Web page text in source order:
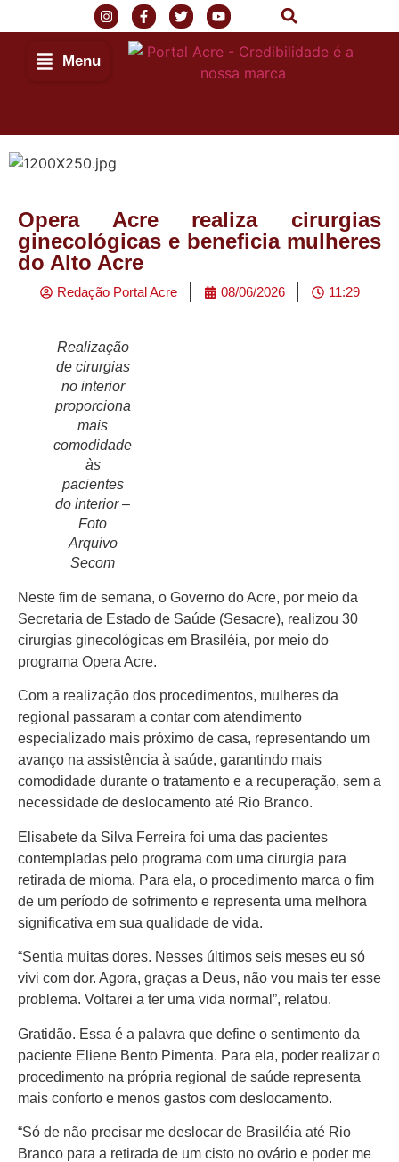
Menu
Início
Últimas
Notícias
Agenda
Cultural
Política
Economia
Atos Oficiais
Atualidades
Blogs e
Colunas
Especiais
Gastronomia
TV Portal
Sobre o
Portal Acre
Expediente
Política de
privacidade
Fale com
Portal Acre
Opera Acre realiza cirurgias
ginecológicas e beneficia mulheres
do Alto Acre
Redação Portal Acre 08/06/2026 11:29
Realização
de cirurgias
no interior
proporciona
mais
comodidade
às
pacientes
do interior –
Foto
Arquivo
Secom
Neste fim de semana, o Governo do Acre, por meio da
Secretaria de Estado de Saúde (Sesacre), realizou 30
cirurgias ginecológicas em Brasiléia, por meio do
programa Opera Acre.
Com a realização dos procedimentos, mulheres da
regional passaram a contar com atendimento
especializado mais próximo de casa, representando um
avanço na assistência à saúde, garantindo mais
comodidade durante o tratamento e a recuperação, sem a
necessidade de deslocamento até Rio Branco.
Elisabete da Silva Ferreira foi uma das pacientes
contempladas pelo programa com uma cirurgia para
retirada de mioma. Para ela, o procedimento marca o fim
de um período de sofrimento e representa uma melhora
significativa em sua qualidade de vida.
“Sentia muitas dores. Nesses últimos seis meses eu só
vivi com dor. Agora, graças a Deus, não vou mais ter esse
problema. Voltarei a ter uma vida normal”, relatou.
Gratidão. Essa é a palavra que define o sentimento da
paciente Eliene Bento Pimenta. Para ela, poder realizar o
procedimento na própria regional de saúde representa
mais conforto e menos gastos com deslocamento.
“Só de não precisar me deslocar de Brasiléia até Rio
Branco para a retirada de um cisto no ovário e poder me